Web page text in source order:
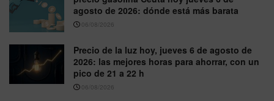
agosto de 2026: dónde está más barata
06/08/2026
Precio de la luz hoy, jueves 6 de agosto de
2026: las mejores horas para ahorrar, con un
pico de 21 a 22 h
06/08/2026